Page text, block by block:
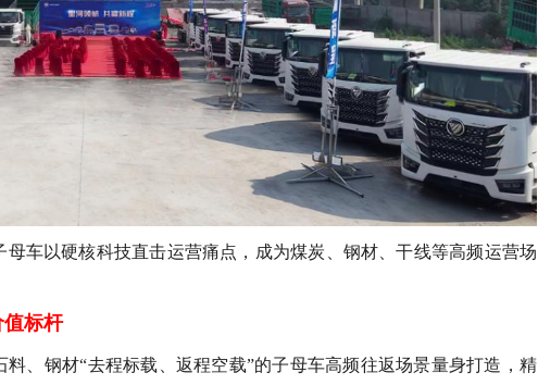
母车以硬核科技直击运营痛点，成为煤炭、钢材、干线等高频运营场
标杆
、钢材“去程标载、返程空载”的子母车高频往返场景量身打造，精